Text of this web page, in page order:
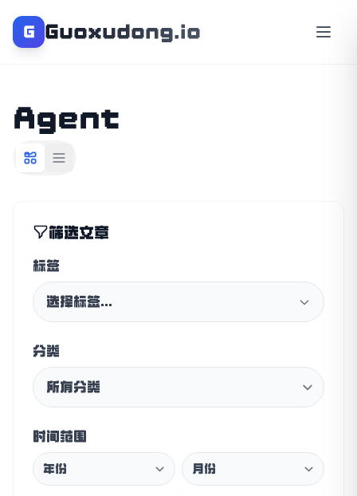
G Guoxudong.io
Agent
筛选文章
标签
选择标签...
分类
时间范围